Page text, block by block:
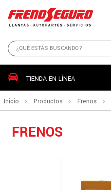
TIENDA EN LÍNEA
Inicio Productos Frenos
FRENOS